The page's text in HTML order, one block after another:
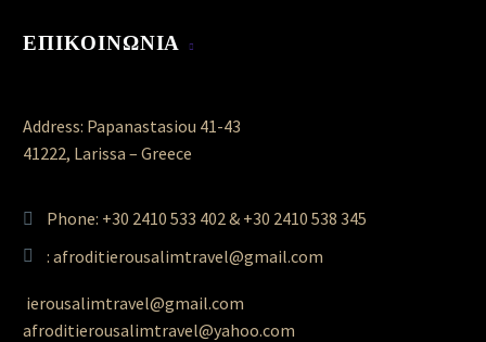
ΕΠΙΚΟΙΝΩΝΙΑ
Address: Papanastasiou 41-43
41222, Larissa – Greece
Phone: +30 2410 533 402 & +30 2410 538 345
: afroditierousalimtravel@gmail.com
ierousalimtravel@gmail.com
afroditierousalimtravel@yahoo.com